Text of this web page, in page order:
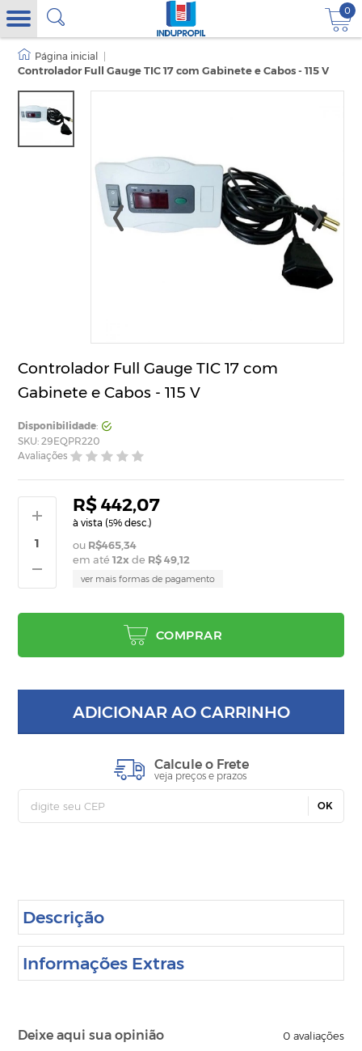
0
Controlador Full Gauge TIC 17 com Gabinete e Cabos - 115 V
Controlador Full Gauge TIC 17 com
Gabinete e Cabos - 115 V
Disponibilidade:
SKU: 29EQPR220
Avaliações
R$ 442,07
à vista (5% desc.)
R$465,34
em até12x de R$ 49,12
ver mais formas de pagamento
COMPRAR
ADICIONAR AO CARRINHO
Calcule o Frete
veja preços e prazos
OK
Descrição
Informações Extras
Deixe aqui sua opinião 0avaliações